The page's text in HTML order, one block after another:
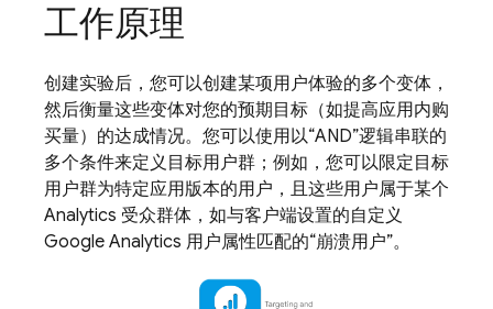
工作原理
创建实验后，您可以创建某项用户体验的多个变体，
然后衡量这些变体对您的预期目标（如提高应用内购
买量）的达成情况。您可以使用以“AND”逻辑串联的
多个条件来定义目标用户群；例如，您可以限定目标
用户群为特定应用版本的用户，且这些用户属于某个
Analytics 受众群体，如与客户端设置的自定义
Google Analytics 用户属性匹配的“崩溃用户”。